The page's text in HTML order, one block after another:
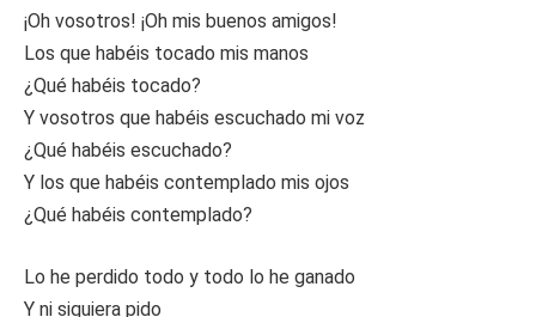
¡Oh vosotros! ¡Oh mis buenos amigos!
Los que habéis tocado mis manos
¿Qué habéis tocado?
Y vosotros que habéis escuchado mi voz
¿Qué habéis escuchado?
Y los que habéis contemplado mis ojos
¿Qué habéis contemplado?
Lo he perdido todo y todo lo he ganado
Y ni siquiera pido